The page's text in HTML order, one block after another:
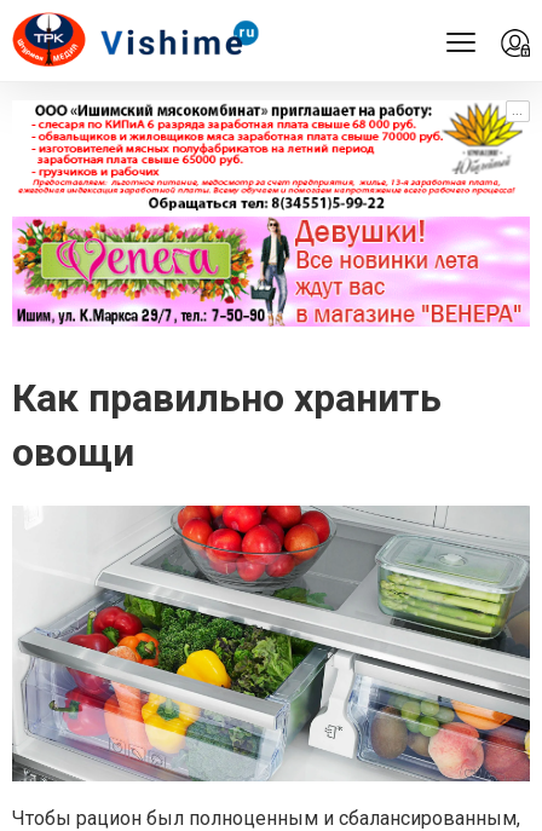
...
...
Как правильно хранить
овощи
Чтобы рацион был полноценным и сбалансированным,